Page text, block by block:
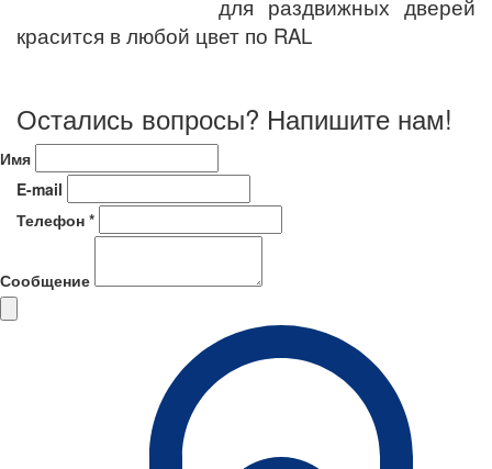
для раздвижных дверей
красится в любой цвет по RAL
Остались вопросы? Напишите нам!
Имя
E-mail
Телефон *
Сообщение